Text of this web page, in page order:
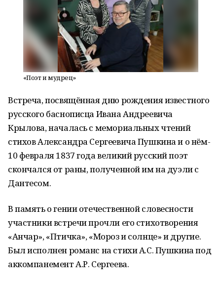
«Поэт и мудрец»
Встреча, посвящённая дню рождения известного
русского баснописца Ивана Андреевича
Крылова, началась с мемориальных чтений
стихов Александра Сергеевича Пушкина и о нём-
10 февраля 1837 года великий русский поэт
скончался от раны, полученной им на дуэли с
Дантесом.
В память о гении отечественной словесности
участники встречи прочли его стихотворения
«Анчар», «Птичка», «Мороз и солнце» и другие.
Был исполнен романс на стихи А.С. Пушкина под
аккомпанемент А.Р. Сергеева.